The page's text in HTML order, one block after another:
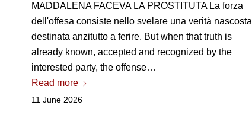
MADDALENA FACEVA LA PROSTITUTA La forza
dell'offesa consiste nello svelare una verità nascosta
destinata anzitutto a ferire. But when that truth is
already known, accepted and recognized by the
interested party, the offense…
Read more
11 June 2026